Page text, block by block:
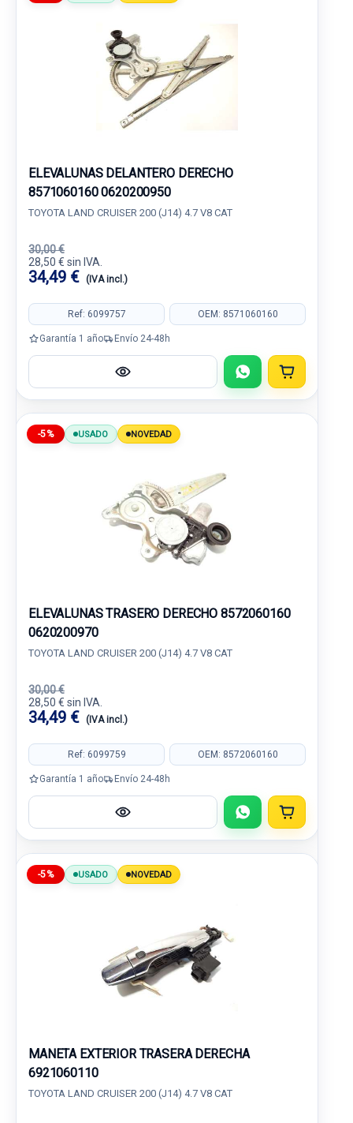
ELEVALUNAS DELANTERO DERECHO
8571060160 0620200950
TOYOTA LAND CRUISER 200 (J14) 4.7 V8 CAT
30,00 €
28,50 € sin IVA.
34,49 € (IVA incl.)
Ref: 6099757 OEM: 8571060160
Garantía 1 año Envío 24-48h
-5% USADO NOVEDAD
ELEVALUNAS TRASERO DERECHO 8572060160
0620200970
TOYOTA LAND CRUISER 200 (J14) 4.7 V8 CAT
30,00 €
28,50 € sin IVA.
34,49 € (IVA incl.)
Ref: 6099759 OEM: 8572060160
Garantía 1 año Envío 24-48h
-5% USADO NOVEDAD
MANETA EXTERIOR TRASERA DERECHA
6921060110
TOYOTA LAND CRUISER 200 (J14) 4.7 V8 CAT